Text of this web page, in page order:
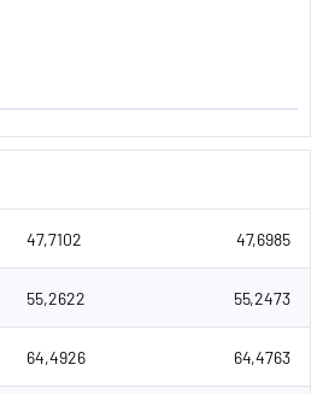
47,7102 47,6985
55,2622 55,2473
64,4926 64,4763